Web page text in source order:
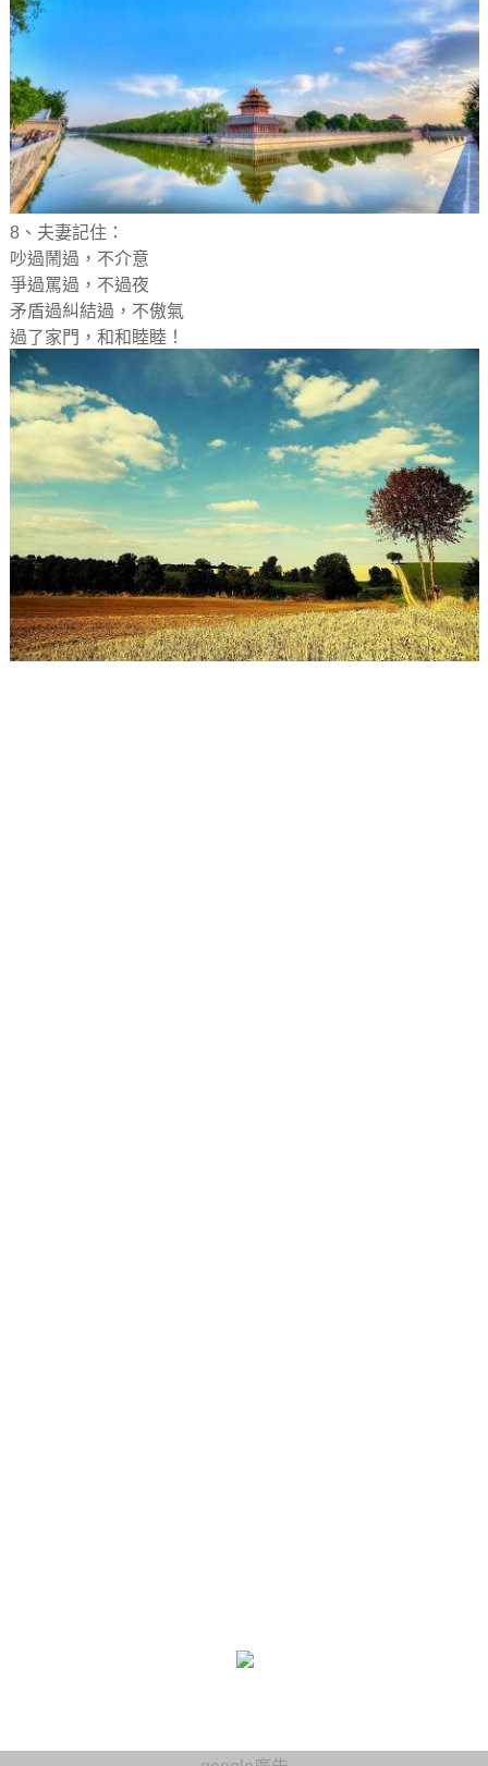
8、夫妻記住：
吵過鬧過，不介意
爭過罵過，不過夜
矛盾過糾結過，不傲氣
過了家門，和和睦睦！